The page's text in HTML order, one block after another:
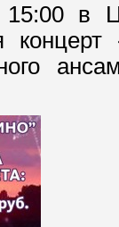
в
концерт